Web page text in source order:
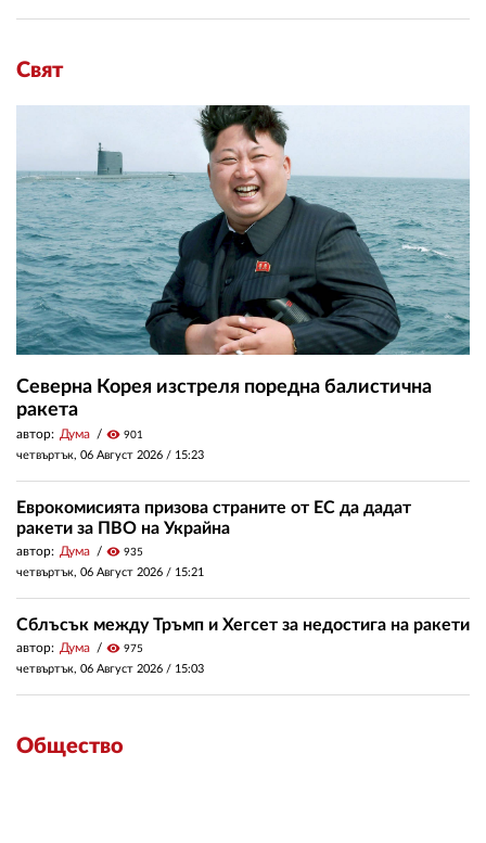
Свят
Северна Корея изстреля поредна балистична
ракета
автор: Дума visibility 901
четвъртък, 06 Август 2026 / 15:23
Еврокомисията призова страните от ЕС да дадат
ракети за ПВО на Украйна
автор: Дума visibility 935
четвъртък, 06 Август 2026 / 15:21
Сблъсък между Тръмп и Хегсет за недостига на ракети
автор: Дума visibility 975
четвъртък, 06 Август 2026 / 15:03
Общество